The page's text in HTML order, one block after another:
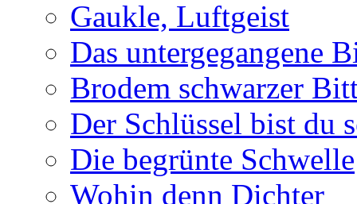
Gaukle, Luftgeist
Das untergegangene
Brodem schwarzer
Der Schlüssel bist du
Die begrünte Schwelle
Wohin denn Dichter